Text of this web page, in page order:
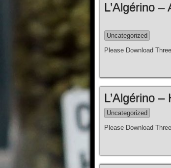
L’Algérino
Uncategorized
Please Download
L’Algérino
Uncategorized
Please Download